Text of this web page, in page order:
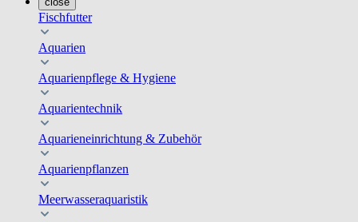
Fischfutter
Aquarien
Aquarienpflege & Hygiene
Aquarientechnik
Aquarieneinrichtung & Zubehör
Aquarienpflanzen
Meerwasseraquaristik